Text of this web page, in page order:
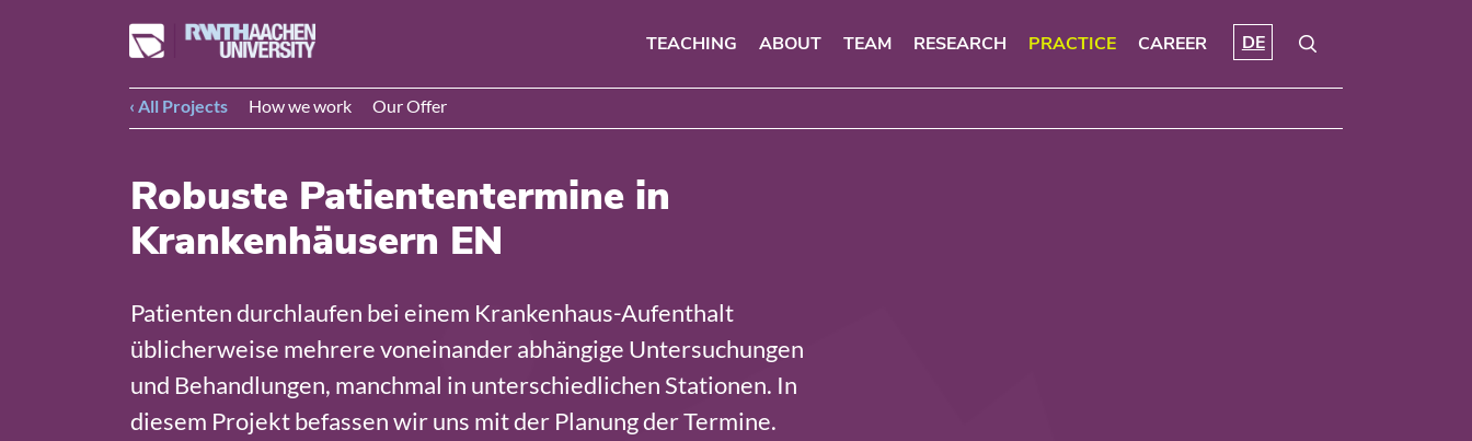
DE
TEACHING ABOUT TEAM RESEARCH PRACTICE CAREER
‹ All Projects How we work Our Offer
Robuste Patiententermine in
Krankenhäusern EN
Patienten durchlaufen bei einem Krankenhaus-Aufenthalt
üblicherweise mehrere voneinander abhängige Untersuchungen
und Behandlungen, manchmal in unterschiedlichen Stationen. In
diesem Projekt befassen wir uns mit der Planung der Termine.